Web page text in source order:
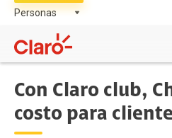
Con Claro club,
costo para